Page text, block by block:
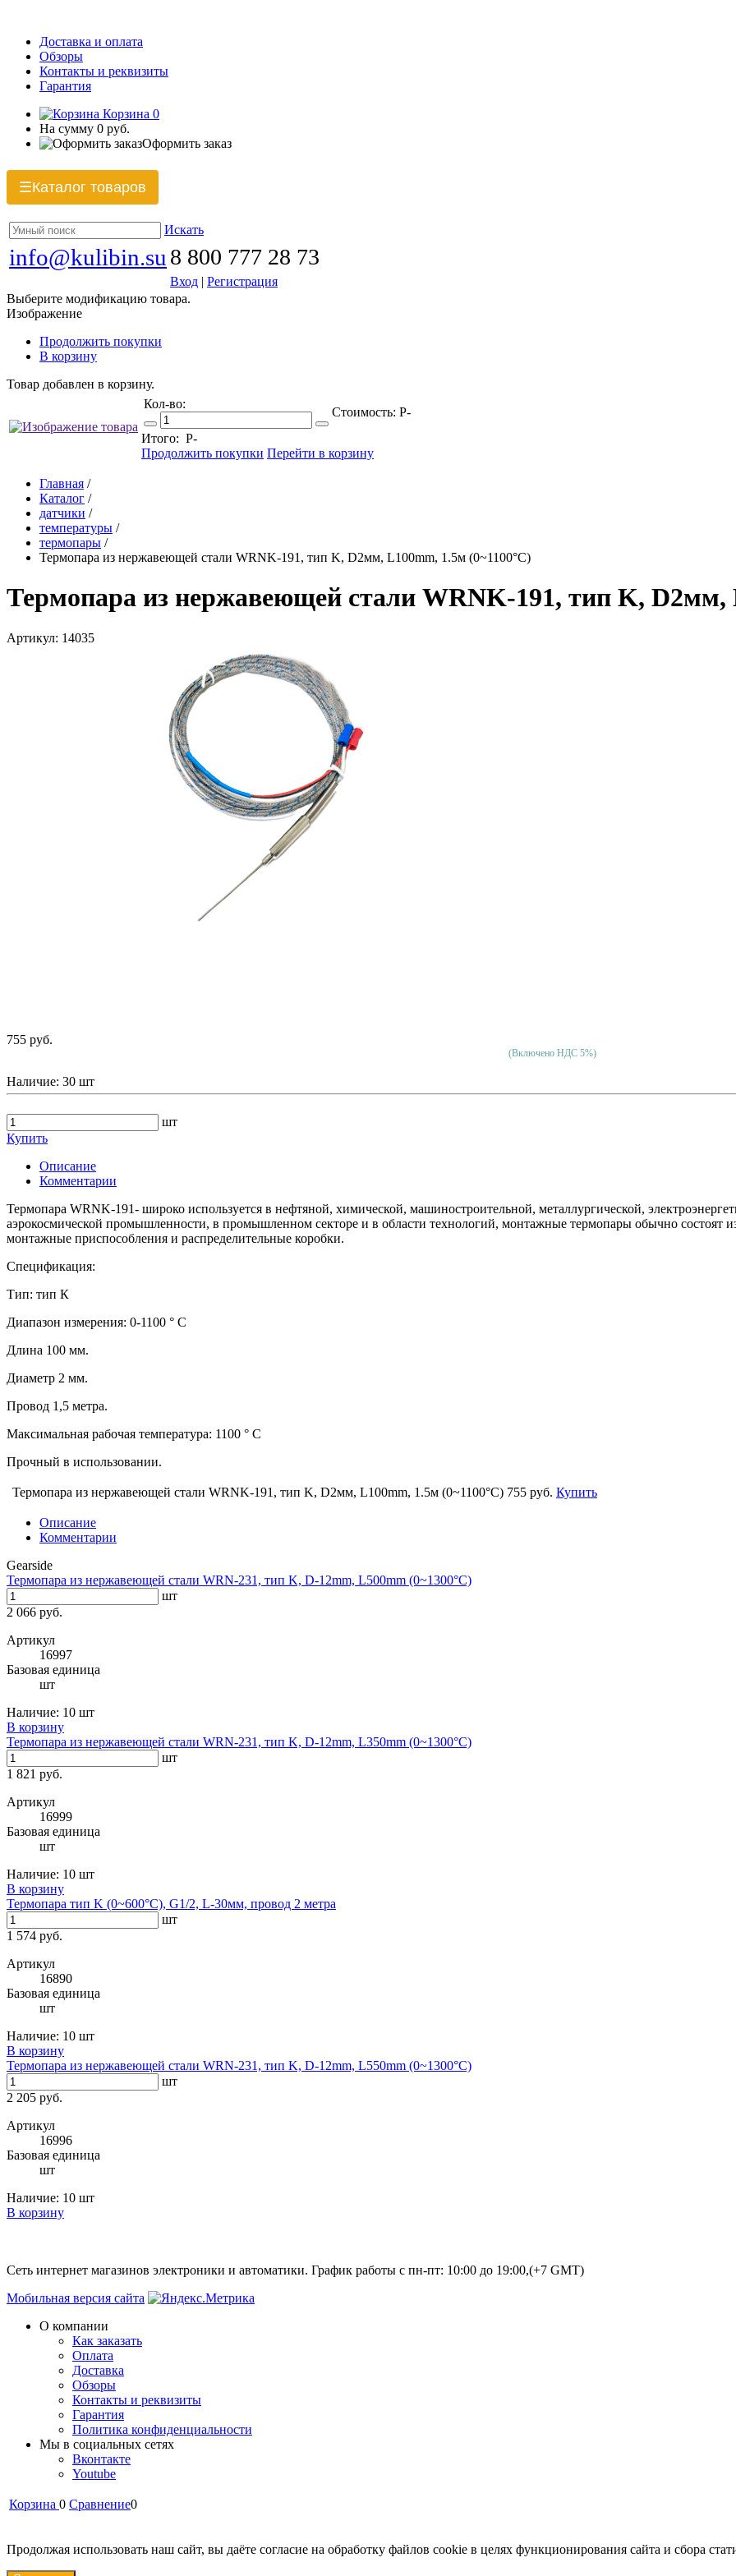
Доставка и оплата
Обзоры
Контакты и реквизиты
Гарантия
Корзина 0
На сумму 0 руб.
Оформить заказ
☰Каталог товаров
Искать
info@kulibin.su 8 800 777 28 73
Вход | Регистрация
Выберите модификацию товара.
Изображение
Продолжить покупки
В корзину
Товар добавлен в корзину.
Кол-во:
Стоимость: Р-
Итого: Р-
Продолжить покупки Перейти в корзину
Главная /
Каталог /
датчики /
температуры /
термопары /
Термопара из нержавеющей стали WRNK-191, тип K, D2мм, L100mm, 1.5м (0~1100°C)
Термопара из нержавеющей стали WRNK-191, тип K, D2мм,
Артикул: 14035
755 руб.
(Включено НДС 5%)
Наличие: 30 шт
шт
Купить
Описание
Комментарии
Термопара WRNK-191- широко используется в нефтяной, химической, машиностроительной, металлургической,
аэрокосмической промышленности, в промышленном секторе и в области технологий, монтажные термопары обычно состоят
монтажные приспособления и распределительные коробки.
Спецификация:
Тип: тип К
Диапазон измерения: 0-1100 ° C
Длина 100 мм.
Диаметр 2 мм.
Провод 1,5 метра.
Максимальная рабочая температура: 1100 ° C
Прочный в использовании.
Термопара из нержавеющей стали WRNK-191, тип K, D2мм, L100mm, 1.5м (0~1100°C) 755 руб. Купить
Описание
Комментарии
Gearside
Термопара из нержавеющей стали WRN-231, тип K, D-12mm, L500mm (0~1300°C)
шт
2 066 руб.
Артикул
16997
Базовая единица
шт
Наличие: 10 шт
В корзину
Термопара из нержавеющей стали WRN-231, тип K, D-12mm, L350mm (0~1300°C)
шт
1 821 руб.
Артикул
16999
Базовая единица
шт
Наличие: 10 шт
В корзину
Термопара тип K (0~600°C), G1/2, L-30мм, провод 2 метра
шт
1 574 руб.
Артикул
16890
Базовая единица
шт
Наличие: 10 шт
В корзину
Термопара из нержавеющей стали WRN-231, тип K, D-12mm, L550mm (0~1300°C)
шт
2 205 руб.
Артикул
16996
Базовая единица
шт
Наличие: 10 шт
В корзину
Сеть интернет магазинов электроники и автоматики. График работы с пн-пт: 10:00 до 19:00,(+7 GMT)
Мобильная версия сайта
О компании
Как заказать
Оплата
Доставка
Обзоры
Контакты и реквизиты
Гарантия
Политика конфиденциальности
Мы в cоциальных сетях
Вконтакте
Youtube
Корзина 0 Сравнение0
Продолжая использовать наш сайт, вы даёте согласие на обработку файлов cookie в целях функционирования сайта и сбора